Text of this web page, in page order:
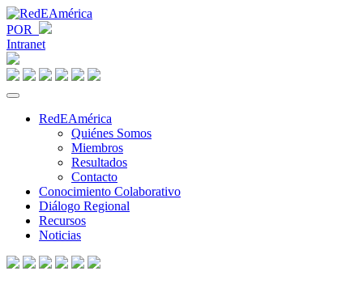
POR
Intranet
RedEAmérica
Quiénes Somos
Miembros
Resultados
Contacto
Conocimiento Colaborativo
Diálogo Regional
Recursos
Noticias